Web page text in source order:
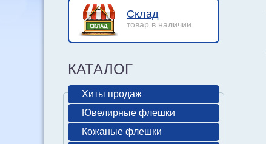
Склад
товар в наличии
КАТАЛОГ
Хиты продаж
Ювелирные флешки
Кожаные флешки